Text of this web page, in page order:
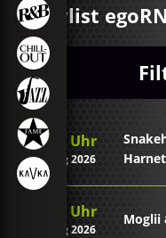
Playlist
22:24 Uhr
07. Aug 2026
22:20 Uhr
07. Aug 2026
Moglii